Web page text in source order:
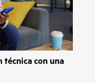
técnica con una